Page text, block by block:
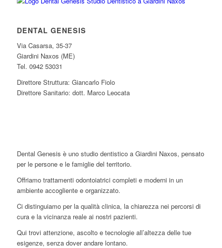
DENTAL GENESIS
Via Casarsa, 35-37
Giardini Naxos (ME)
Tel. 0942 53031
Direttore Struttura: Giancarlo Fiolo
Direttore Sanitario: dott. Marco Leocata
Dental Genesis è uno studio dentistico a Giardini Naxos, pensato
per le persone e le famiglie del territorio.
Offriamo trattamenti odontoiatrici completi e moderni in un
ambiente accogliente e organizzato.
Ci distinguiamo per la qualità clinica, la chiarezza nei percorsi di
cura e la vicinanza reale ai nostri pazienti.
Qui trovi attenzione, ascolto e tecnologie all’altezza delle tue
esigenze, senza dover andare lontano.